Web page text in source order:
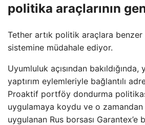
politika araçlarının
Tether artık politik araçlara
sistemine müdahale ediyor.
Uyumluluk açısından bakıldığında,
yaptırım eylemleriyle bağlantılı
Proaktif portföy dondurma
uygulamaya koydu ve o zamandan
uygulanan Rus borsası Garantex’e